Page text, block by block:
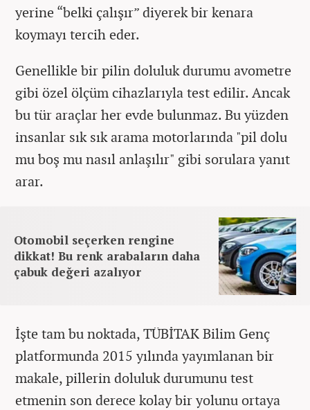
yerine “belki çalışır” diyerek bir kenara
koymayı tercih eder.
Genellikle bir pilin doluluk durumu avometre
gibi özel ölçüm cihazlarıyla test edilir. Ancak
bu tür araçlar her evde bulunmaz. Bu yüzden
insanlar sık sık arama motorlarında "pil dolu
mu boş mu nasıl anlaşılır" gibi sorulara yanıt
arar.
Otomobil seçerken rengine
dikkat! Bu renk arabaların daha
çabuk değeri azalıyor
İşte tam bu noktada, TÜBİTAK Bilim Genç
platformunda 2015 yılında yayımlanan bir
makale, pillerin doluluk durumunu test
etmenin son derece kolay bir yolunu ortaya